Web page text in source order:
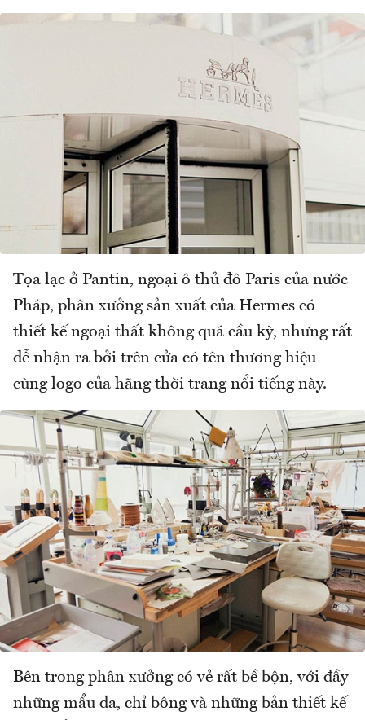
Tọa lạc ở Pantin, ngoại ô thủ đô Paris của nước
Pháp, phân xưởng sản xuất của Hermes có
thiết kế ngoại thất không quá cầu kỳ, nhưng rất
dễ nhận ra bởi trên cửa có tên thương hiệu
cùng logo của hãng thời trang nổi tiếng này.
Bên trong phân xưởng có vẻ rất bề bộn, với đầy
những mẩu da, chỉ bông và những bản thiết kế